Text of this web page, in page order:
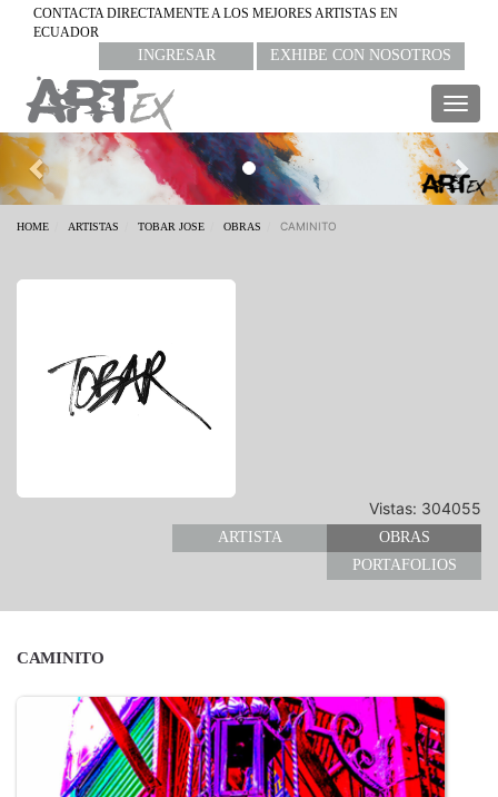
CONTACTA DIRECTAMENTE A LOS MEJORES ARTISTAS EN
ECUADOR
INGRESAR EXHIBE CON NOSOTROS
Previous
HOME ARTISTAS TOBAR JOSE OBRAS CAMINITO
Vistas: 304055
ARTISTA
OBRAS
PORTAFOLIOS
CAMINITO